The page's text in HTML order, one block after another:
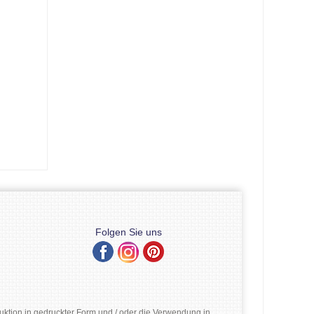
Folgen Sie uns